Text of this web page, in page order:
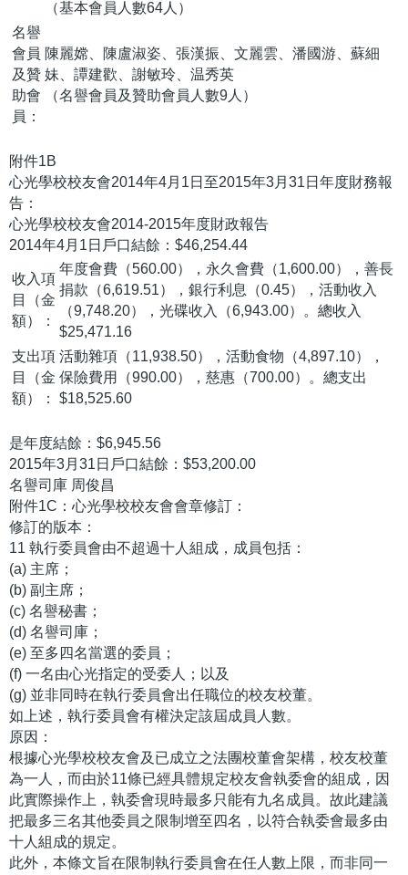
（基本會員人數64人）
名譽
會員
及贊
助會
員：
陳麗嫦、陳盧淑姿、張漢振、文麗雲、潘國游、蘇細
妹、譚建歡、謝敏玲、温秀英
（名譽會員及贊助會員人數9人）
附件1B
心光學校校友會2014年4月1日至2015年3月31日年度財務報
告：
心光學校校友會2014-2015年度財政報告
2014年4月1日戶口結餘：$46,254.44
收入項
目（金
額）：
年度會費（560.00），永久會費（1,600.00），善長
捐款（6,619.51），銀行利息（0.45），活動收入
（9,748.20），光碟收入（6,943.00）。總收入
$25,471.16
支出項
目（金
額）：
活動雜項（11,938.50），活動食物（4,897.10），
保險費用（990.00），慈惠（700.00）。總支出
$18,525.60
是年度結餘：$6,945.56
2015年3月31日戶口結餘：$53,200.00
名譽司庫 周俊昌
附件1C：心光學校校友會會章修訂：
修訂的版本：
11 執行委員會由不超過十人組成，成員包括：
(a) 主席；
(b) 副主席；
(c) 名譽秘書；
(d) 名譽司庫；
(e) 至多四名當選的委員；
(f) 一名由心光指定的受委人；以及
(g) 並非同時在執行委員會出任職位的校友校董。
如上述，執行委員會有權決定該屆成員人數。
原因：
根據心光學校校友會及已成立之法團校董會架構，校友校董
為一人，而由於11條已經具體規定校友會執委會的組成，因
此實際操作上，執委會現時最多只能有九名成員。故此建議
把最多三名其他委員之限制增至四名，以符合執委會最多由
十人組成的規定。
此外，本條文旨在限制執行委員會在任人數上限，而非同一